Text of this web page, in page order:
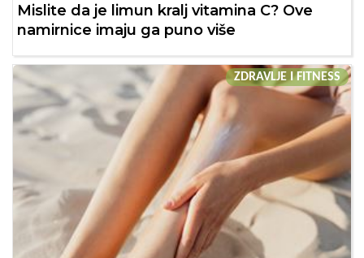
Mislite da je limun kralj vitamina C? Ove
namirnice imaju ga puno više
ZDRAVLJE I FITNESS